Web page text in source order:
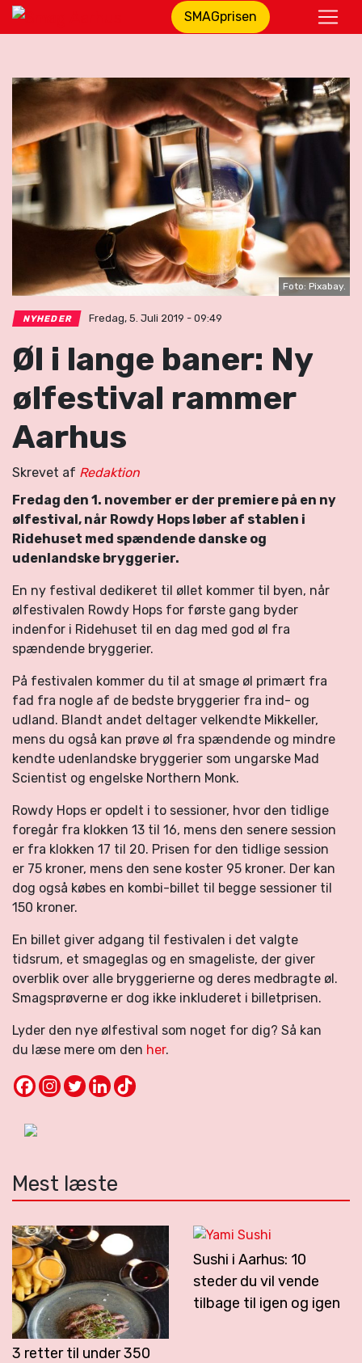
SMAGprisen
Foto: Pixabay.
NYHEDER Fredag, 5. Juli 2019 - 09:49
Øl i lange baner: Ny
ølfestival rammer
Aarhus
Skrevet af Redaktion
Fredag den 1. november er der premiere på en ny
ølfestival, når Rowdy Hops løber af stablen i
Ridehuset med spændende danske og
udenlandske bryggerier.
En ny festival dedikeret til øllet kommer til byen, når
ølfestivalen Rowdy Hops for første gang byder
indenfor i Ridehuset til en dag med god øl fra
spændende bryggerier.
På festivalen kommer du til at smage øl primært fra
fad fra nogle af de bedste bryggerier fra ind- og
udland. Blandt andet deltager velkendte Mikkeller,
mens du også kan prøve øl fra spændende og mindre
kendte udenlandske bryggerier som ungarske Mad
Scientist og engelske Northern Monk.
Rowdy Hops er opdelt i to sessioner, hvor den tidlige
foregår fra klokken 13 til 16, mens den senere session
er fra klokken 17 til 20. Prisen for den tidlige session
er 75 kroner, mens den sene koster 95 kroner. Der kan
dog også købes en kombi-billet til begge sessioner til
150 kroner.
En billet giver adgang til festivalen i det valgte
tidsrum, et smageglas og en smageliste, der giver
overblik over alle bryggerierne og deres medbragte øl.
Smagsprøverne er dog ikke inkluderet i billetprisen.
Lyder den nye ølfestival som noget for dig? Så kan
du læse mere om den her.
Mest læste
3 retter til under 350
Sushi i Aarhus: 10
steder du vil vende
tilbage til igen og igen